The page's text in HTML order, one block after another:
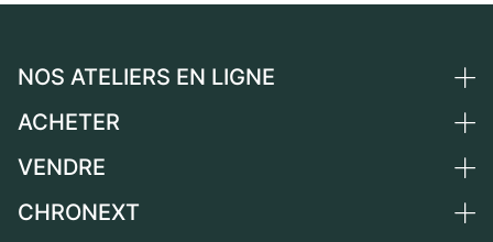
NOS ATELIERS EN LIGNE
Allemagne
Suisse
ACHETER
Toutes les montres de luxe
VENDRE
Vendre une montre
CHRONEXT